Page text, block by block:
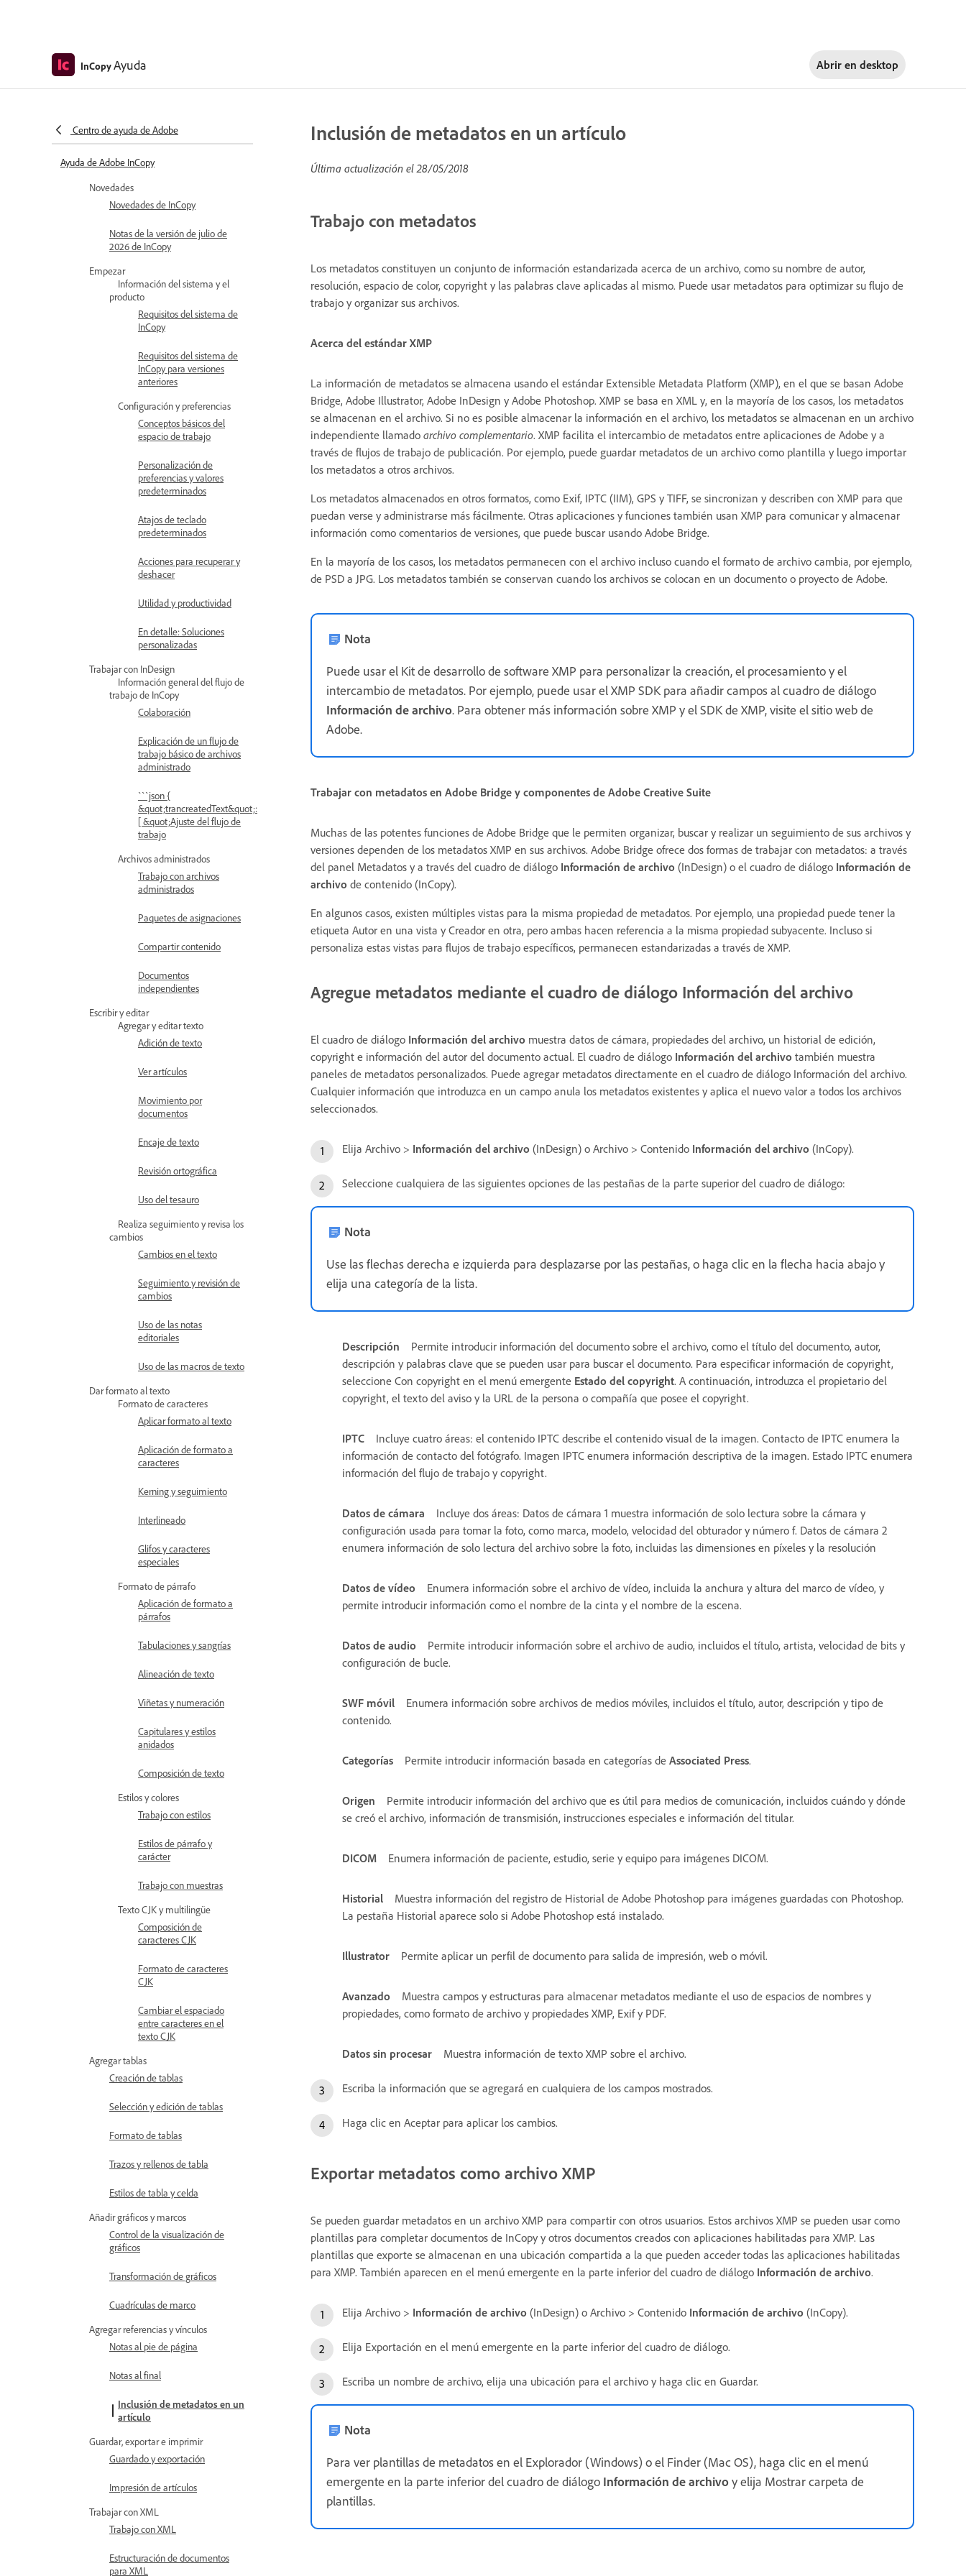
InCopyAyuda Abrir en desktop
Centro de ayuda de Adobe
Ayuda de Adobe InCopy
Novedades
Novedades de InCopy
Notas de la versión de julio de
2026 de InCopy
Empezar
Información del sistema y el
producto
Requisitos del sistema de
InCopy
Requisitos del sistema de
InCopy para versiones
anteriores
Configuración y preferencias
Conceptos básicos del
espacio de trabajo
Personalización de
preferencias y valores
predeterminados
Atajos de teclado
predeterminados
Acciones para recuperar y
deshacer
Utilidad y productividad
En detalle: Soluciones
personalizadas
Trabajar con InDesign
Información general del flujo de
trabajo de InCopy
Colaboración
Explicación de un flujo de
trabajo básico de archivos
administrado
```json {
&quot;trancreatedText&quot;:
[ &quot;Ajuste del flujo de
trabajo
Archivos administrados
Trabajo con archivos
administrados
Paquetes de asignaciones
Compartir contenido
Documentos
independientes
Escribir y editar
Agregar y editar texto
Adición de texto
Ver artículos
Movimiento por
documentos
Encaje de texto
Revisión ortográfica
Uso del tesauro
Realiza seguimiento y revisa los
cambios
Cambios en el texto
Seguimiento y revisión de
cambios
Uso de las notas
editoriales
Uso de las macros de texto
Dar formato al texto
Formato de caracteres
Aplicar formato al texto
Aplicación de formato a
caracteres
Kerning y seguimiento
Interlineado
Glifos y caracteres
especiales
Formato de párrafo
Aplicación de formato a
párrafos
Tabulaciones y sangrías
Alineación de texto
Viñetas y numeración
Capitulares y estilos
anidados
Composición de texto
Estilos y colores
Trabajo con estilos
Estilos de párrafo y
carácter
Trabajo con muestras
Texto CJK y multilingüe
Composición de
caracteres CJK
Formato de caracteres
CJK
Cambiar el espaciado
entre caracteres en el
texto CJK
Agregar tablas
Creación de tablas
Selección y edición de tablas
Formato de tablas
Trazos y rellenos de tabla
Estilos de tabla y celda
Añadir gráficos y marcos
Control de la visualización de
gráficos
Transformación de gráficos
Cuadrículas de marco
Agregar referencias y vínculos
Notas al pie de página
Notas al final
Inclusión de metadatos en un
artículo
Guardar, exportar e imprimir
Guardado y exportación
Impresión de artículos
Trabajar con XML
Trabajo con XML
Estructuración de documentos
para XML
Inclusión de metadatos en un artículo
Última actualización el28/05/2018
Trabajo con metadatos
Los metadatos constituyen un conjunto de información estandarizada acerca de un archivo, como su nombre de autor,
resolución, espacio de color, copyright y las palabras clave aplicadas al mismo. Puede usar metadatos para optimizar su flujo de
trabajo y organizar sus archivos.
Acerca del estándar XMP
La información de metadatos se almacena usando el estándar Extensible Metadata Platform (XMP), en el que se basan Adobe
Bridge, Adobe Illustrator, Adobe InDesign y Adobe Photoshop. XMP se basa en XML y, en la mayoría de los casos, los metadatos
se almacenan en el archivo. Si no es posible almacenar la información en el archivo, los metadatos se almacenan en un archivo
independiente llamado archivo complementario. XMP facilita el intercambio de metadatos entre aplicaciones de Adobe y a
través de flujos de trabajo de publicación. Por ejemplo, puede guardar metadatos de un archivo como plantilla y luego importar
los metadatos a otros archivos.
Los metadatos almacenados en otros formatos, como Exif, IPTC (IIM), GPS y TIFF, se sincronizan y describen con XMP para que
puedan verse y administrarse más fácilmente. Otras aplicaciones y funciones también usan XMP para comunicar y almacenar
información como comentarios de versiones, que puede buscar usando Adobe Bridge.
En la mayoría de los casos, los metadatos permanecen con el archivo incluso cuando el formato de archivo cambia, por ejemplo,
de PSD a JPG. Los metadatos también se conservan cuando los archivos se colocan en un documento o proyecto de Adobe.
Nota
Puede usar el Kit de desarrollo de software XMP para personalizar la creación, el procesamiento y el
intercambio de metadatos. Por ejemplo, puede usar el XMP SDK para añadir campos al cuadro de diálogo
Información de archivo. Para obtener más información sobre XMP y el SDK de XMP, visite el sitio web de
Adobe.
Trabajar con metadatos en Adobe Bridge y componentes de Adobe Creative Suite
Muchas de las potentes funciones de Adobe Bridge que le permiten organizar, buscar y realizar un seguimiento de sus archivos y
versiones dependen de los metadatos XMP en sus archivos. Adobe Bridge ofrece dos formas de trabajar con metadatos: a través
del panel Metadatos y a través del cuadro de diálogo Información de archivo (InDesign) o el cuadro de diálogo Información de
archivo de contenido (InCopy).
En algunos casos, existen múltiples vistas para la misma propiedad de metadatos. Por ejemplo, una propiedad puede tener la
etiqueta Autor en una vista y Creador en otra, pero ambas hacen referencia a la misma propiedad subyacente. Incluso si
personaliza estas vistas para flujos de trabajo específicos, permanecen estandarizadas a través de XMP.
Agregue metadatos mediante el cuadro de diálogo Información del archivo
El cuadro de diálogo Información del archivo muestra datos de cámara, propiedades del archivo, un historial de edición,
copyright e información del autor del documento actual. El cuadro de diálogo Información del archivo también muestra
paneles de metadatos personalizados. Puede agregar metadatos directamente en el cuadro de diálogo Información del archivo.
Cualquier información que introduzca en un campo anula los metadatos existentes y aplica el nuevo valor a todos los archivos
seleccionados.
Elija Archivo > Información del archivo (InDesign) o Archivo > Contenido Información del archivo (InCopy).
Seleccione cualquiera de las siguientes opciones de las pestañas de la parte superior del cuadro de diálogo:
Nota
Use las flechas derecha e izquierda para desplazarse por las pestañas, o haga clic en la flecha hacia abajo y
elija una categoría de la lista.
Descripción
Permite introducir información del documento sobre el archivo, como el título del documento, autor,
descripción y palabras clave que se pueden usar para buscar el documento. Para especificar información de copyright,
seleccione Con copyright en el menú emergente Estado del copyright. A continuación, introduzca el propietario del
copyright, el texto del aviso y la URL de la persona o compañía que posee el copyright.
IPTC
Incluye cuatro áreas: el contenido IPTC describe el contenido visual de la imagen. Contacto de IPTC enumera la
información de contacto del fotógrafo. Imagen IPTC enumera información descriptiva de la imagen. Estado IPTC enumera
información del flujo de trabajo y copyright.
Datos de cámara
Incluye dos áreas: Datos de cámara 1 muestra información de solo lectura sobre la cámara y
configuración usada para tomar la foto, como marca, modelo, velocidad del obturador y número f. Datos de cámara 2
enumera información de solo lectura del archivo sobre la foto, incluidas las dimensiones en píxeles y la resolución
Datos de vídeo
Enumera información sobre el archivo de vídeo, incluida la anchura y altura del marco de vídeo, y
permite introducir información como el nombre de la cinta y el nombre de la escena.
Datos de audio
Permite introducir información sobre el archivo de audio, incluidos el título, artista, velocidad de bits y
configuración de bucle.
SWF móvil
Enumera información sobre archivos de medios móviles, incluidos el título, autor, descripción y tipo de
contenido.
Categorías Permite introducir información basada en categorías de Associated Press.
Origen
Permite introducir información del archivo que es útil para medios de comunicación, incluidos cuándo y dónde
se creó el archivo, información de transmisión, instrucciones especiales e información del titular.
DICOM Enumera información de paciente, estudio, serie y equipo para imágenes DICOM.
Historial
Muestra información del registro de Historial de Adobe Photoshop para imágenes guardadas con Photoshop.
La pestaña Historial aparece solo si Adobe Photoshop está instalado.
Illustrator Permite aplicar un perfil de documento para salida de impresión, web o móvil.
Avanzado
Muestra campos y estructuras para almacenar metadatos mediante el uso de espacios de nombres y
propiedades, como formato de archivo y propiedades XMP, Exif y PDF.
Datos sin procesar Muestra información de texto XMP sobre el archivo.
Escriba la información que se agregará en cualquiera de los campos mostrados.
Haga clic en Aceptar para aplicar los cambios.
Exportar metadatos como archivo XMP
Se pueden guardar metadatos en un archivo XMP para compartir con otros usuarios. Estos archivos XMP se pueden usar como
plantillas para completar documentos de InCopy y otros documentos creados con aplicaciones habilitadas para XMP. Las
plantillas que exporte se almacenan en una ubicación compartida a la que pueden acceder todas las aplicaciones habilitadas
para XMP. También aparecen en el menú emergente en la parte inferior del cuadro de diálogo Información de archivo.
Elija Archivo > Información de archivo (InDesign) o Archivo > Contenido Información de archivo (InCopy).
Elija Exportación en el menú emergente en la parte inferior del cuadro de diálogo.
Escriba un nombre de archivo, elija una ubicación para el archivo y haga clic en Guardar.
Nota
Para ver plantillas de metadatos en el Explorador (Windows) o el Finder (Mac OS), haga clic en el menú
emergente en la parte inferior del cuadro de diálogo Información de archivoy elija Mostrar carpeta de
plantillas.